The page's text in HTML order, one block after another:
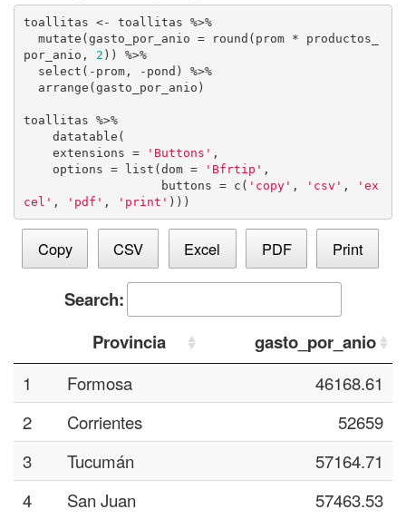
toallitas <- toallitas %>%
por_anio, 2 )) %>%
toallitas %>%
    extensions =
'Buttons' ,
    options = list(dom =
'Bfrtip' ,
                   buttons = c(
'copy' , 'csv' ,
'ex
cel' , 'pdf' , 'print' )))
Copy CSV Excel PDF Print
Search:
Provincia
gasto_por_anio
1 Formosa
46168.61
2
Corrientes
52659
3
Tucumán
57164.71
4
San Juan 57463.53